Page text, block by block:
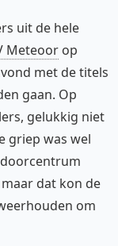
uit de hele
Meteoor op
met de titels
gaan. Op
gelukkig niet
griep was wel
dat kon de
om